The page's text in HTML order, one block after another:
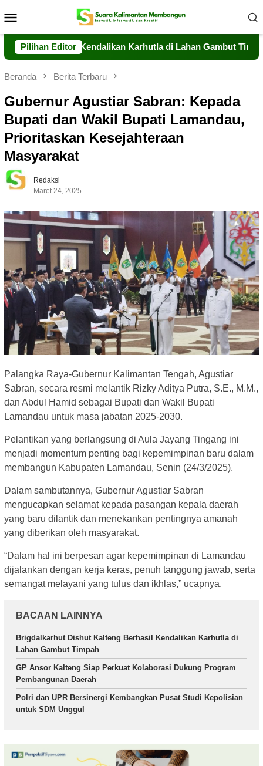
ke
Mobile
Pilihan Editor
Kendalikan Karhutla di Lahan Gambut Timpah
Beranda Berita Terbaru
Gubernur Agustiar Sabran: Kepada
Bupati dan Wakil Bupati Lamandau,
Prioritaskan Kesejahteraan
Masyarakat
Redaksi
Maret 24, 2025
Palangka Raya-Gubernur Kalimantan Tengah, Agustiar
Sabran, secara resmi melantik Rizky Aditya Putra, S.E., M.M.,
dan Abdul Hamid sebagai Bupati dan Wakil Bupati
Lamandau untuk masa jabatan 2025-2030.
Pelantikan yang berlangsung di Aula Jayang Tingang ini
menjadi momentum penting bagi kepemimpinan baru dalam
membangun Kabupaten Lamandau, Senin (24/3/2025).
Dalam sambutannya, Gubernur Agustiar Sabran
mengucapkan selamat kepada pasangan kepala daerah
yang baru dilantik dan menekankan pentingnya amanah
yang diberikan oleh masyarakat.
“Dalam hal ini berpesan agar kepemimpinan di Lamandau
dijalankan dengan kerja keras, penuh tanggung jawab, serta
semangat melayani yang tulus dan ikhlas,” ucapnya.
BACAAN LAINNYA
Brigdalkarhut Dishut Kalteng Berhasil Kendalikan Karhutla di
Lahan Gambut Timpah
GP Ansor Kalteng Siap Perkuat Kolaborasi Dukung Program
Pembangunan Daerah
Polri dan UPR Bersinergi Kembangkan Pusat Studi Kepolisian
untuk SDM Unggul